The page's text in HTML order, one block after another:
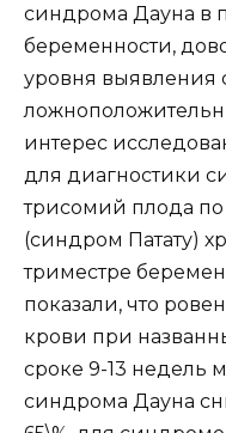
синдрома Дауна в
беременности,
уровня выявления
интерес
для диагностики
трисомий плода по
(синдром Патату)
триместре
показали, что
крови при
сроке 9-13 недель
синдрома Дауна